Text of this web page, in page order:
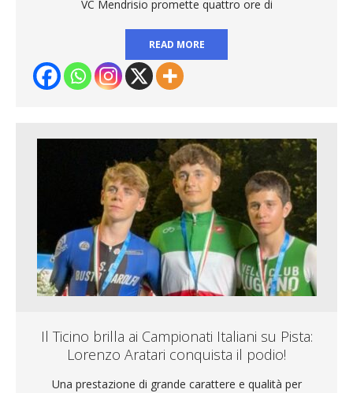
VC Mendrisio promette quattro ore di
READ MORE
Il Ticino brilla ai Campionati Italiani su Pista:
Lorenzo Aratari conquista il podio!
Una prestazione di grande carattere e qualità per